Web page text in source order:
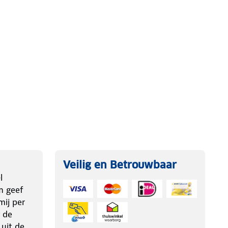
geef
per
de
Veilig en Betrouwbaar